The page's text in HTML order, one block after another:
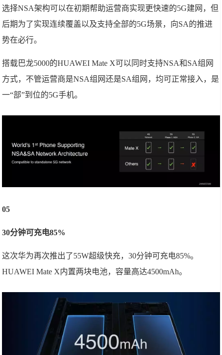
选择NSA架构可以在初期帮助运营商实现更快速的5G建网，但
后期为了实现连续覆盖以及支持全部的5G场景，向SA的推进
势在必行。
搭载巴龙5000的HUAWEI Mate X可以同时支持NSA和SA组网
方式，不管运营商是NSA组网还是SA组网，均可正常接入，是
一“部”到位的5G手机。
05
30分钟可充电85%
这次华为再次推出了55W超级快充，30分钟可充电85%。
HUAWEI Mate X内置两块电池，容量高达4500mAh。